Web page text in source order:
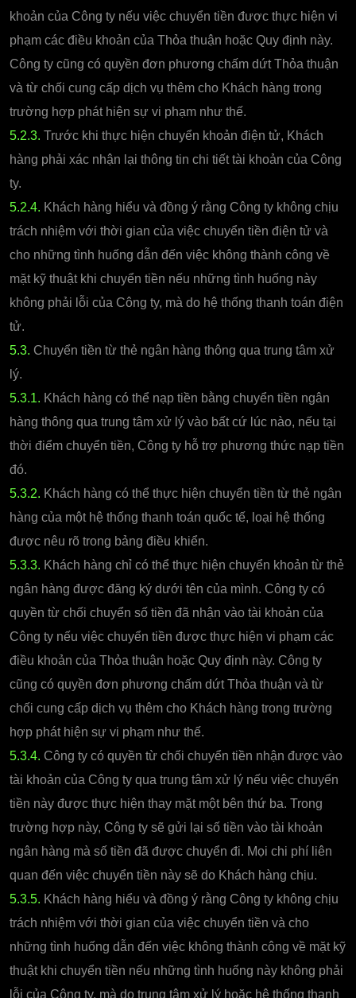
khoản của Công ty nếu việc chuyển tiền được thực hiện vi
phạm các điều khoản của Thỏa thuận hoặc Quy định này.
Công ty cũng có quyền đơn phương chấm dứt Thỏa thuận
và từ chối cung cấp dịch vụ thêm cho Khách hàng trong
trường hợp phát hiện sự vi phạm như thế.
5.2.3. Trước khi thực hiện chuyển khoản điện tử, Khách
hàng phải xác nhận lại thông tin chi tiết tài khoản của Công
ty.
5.2.4. Khách hàng hiểu và đồng ý rằng Công ty không chịu
trách nhiệm với thời gian của việc chuyển tiền điện tử và
cho những tình huống dẫn đến việc không thành công về
mặt kỹ thuật khi chuyển tiền nếu những tình huống này
không phải lỗi của Công ty, mà do hệ thống thanh toán điện
tử.
5.3. Chuyển tiền từ thẻ ngân hàng thông qua trung tâm xử
lý.
5.3.1. Khách hàng có thể nạp tiền bằng chuyển tiền ngân
hàng thông qua trung tâm xử lý vào bất cứ lúc nào, nếu tại
thời điểm chuyển tiền, Công ty hỗ trợ phương thức nạp tiền
đó.
5.3.2. Khách hàng có thể thực hiện chuyển tiền từ thẻ ngân
hàng của một hệ thống thanh toán quốc tế, loại hệ thống
được nêu rõ trong bảng điều khiển.
5.3.3. Khách hàng chỉ có thể thực hiện chuyển khoản từ thẻ
ngân hàng được đăng ký dưới tên của mình. Công ty có
quyền từ chối chuyển số tiền đã nhận vào tài khoản của
Công ty nếu việc chuyển tiền được thực hiện vi phạm các
điều khoản của Thỏa thuận hoặc Quy định này. Công ty
cũng có quyền đơn phương chấm dứt Thỏa thuận và từ
chối cung cấp dịch vụ thêm cho Khách hàng trong trường
hợp phát hiện sự vi phạm như thế.
5.3.4. Công ty có quyền từ chối chuyển tiền nhận được vào
tài khoản của Công ty qua trung tâm xử lý nếu việc chuyển
tiền này được thực hiện thay mặt một bên thứ ba. Trong
trường hợp này, Công ty sẽ gửi lại số tiền vào tài khoản
ngân hàng mà số tiền đã được chuyển đi. Mọi chi phí liên
quan đến việc chuyển tiền này sẽ do Khách hàng chịu.
5.3.5. Khách hàng hiểu và đồng ý rằng Công ty không chịu
trách nhiệm với thời gian của việc chuyển tiền và cho
những tình huống dẫn đến việc không thành công về mặt kỹ
thuật khi chuyển tiền nếu những tình huống này không phải
lỗi của Công ty, mà do trung tâm xử lý hoặc hệ thống thanh